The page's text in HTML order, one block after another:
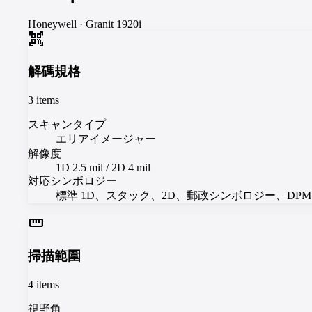
Honeywell · Granit 1920i
qr_code_scanner
解碼規格
3 items
スキャンタイプ
エリアイメージャー
解像度
1D 2.5 mil / 2D 4 mil
対応シンボロジー
標準 1D、スタック、2D、郵政シンボロジー、
straighten
掃描範圍
4 items
視野角